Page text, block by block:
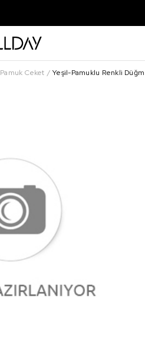
Pamuk Ceket Yeşil-Pamuklu Renkli